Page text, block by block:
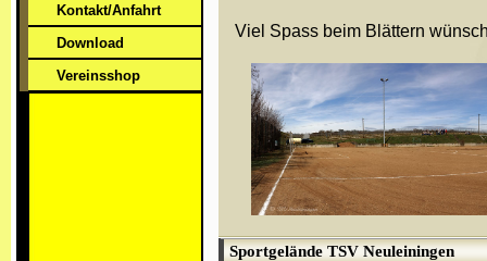
Kontakt/Anfahrt
Download
Vereinsshop
Viel Spass beim Blättern
Sportgelände TSV Neuleiningen